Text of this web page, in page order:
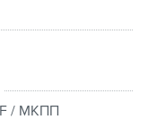
/ МКПП